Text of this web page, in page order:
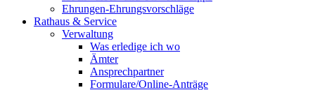
Ehrungen-Ehrungsvorschläge
Rathaus & Service
Verwaltung
Was erledige ich wo
Ämter
Ansprechpartner
Formulare/Online-Anträge